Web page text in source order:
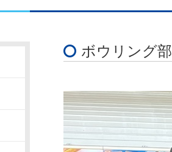
ボウリング部